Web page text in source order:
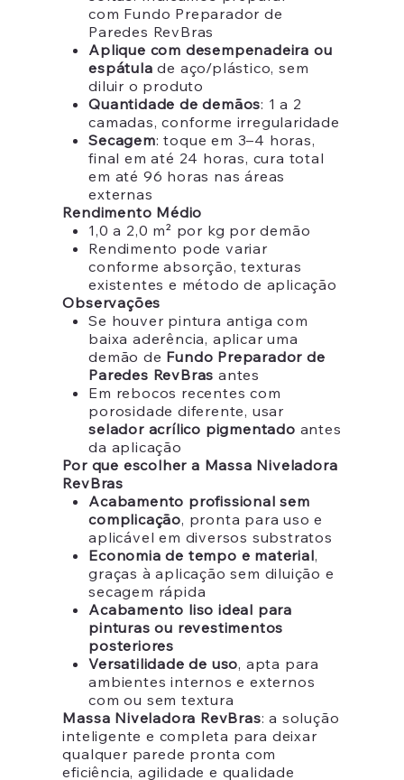
com Fundo Preparador de
Paredes RevBras
Aplique com desempenadeira ou
espátula de aço/plástico, sem
diluir o produto
Quantidade de demãos: 1 a 2
camadas, conforme irregularidade
Secagem: toque em 3–4 horas,
final em até 24 horas, cura total
em até 96 horas nas áreas
externas
Rendimento Médio
1,0 a 2,0 m² por kg por demão
Rendimento pode variar
conforme absorção, texturas
existentes e método de aplicação
Observações
Se houver pintura antiga com
baixa aderência, aplicar uma
demão de Fundo Preparador de
Paredes RevBras antes
Em rebocos recentes com
porosidade diferente, usar
selador acrílico pigmentado antes
da aplicação
Por que escolher a Massa Niveladora
RevBras
Acabamento profissional sem
complicação, pronta para uso e
aplicável em diversos substratos
Economia de tempo e material,
graças à aplicação sem diluição e
secagem rápida
Acabamento liso ideal para
pinturas ou revestimentos
posteriores
Versatilidade de uso, apta para
ambientes internos e externos
com ou sem textura
Massa Niveladora RevBras: a solução
inteligente e completa para deixar
qualquer parede pronta com
eficiência, agilidade e qualidade